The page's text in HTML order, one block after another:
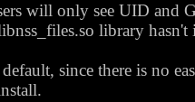
will only see UID and
library hasn't
since there is no